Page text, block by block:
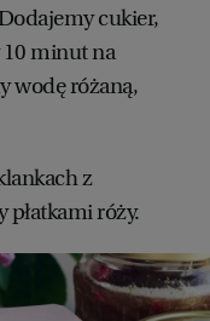
cukier,
minut na
wodę różaną,
z
płatkami róży.